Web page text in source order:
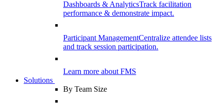
Dashboards & AnalyticsTrack facilitation
performance & demonstrate impact.
Participant ManagementCentralize attendee lists
and track session participation.
Learn more about FMS
Solutions
By Team Size